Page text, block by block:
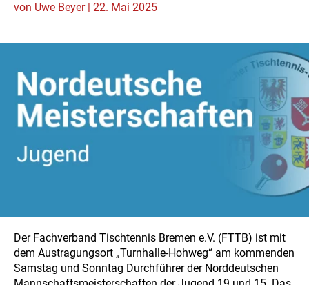
von Uwe Beyer| 22. Mai 2025
Der Fachverband Tischtennis Bremen e.V. (FTTB) ist mit
dem Austragungsort „Turnhalle-Hohweg“ am kommenden
Samstag und Sonntag Durchführer der Norddeutschen